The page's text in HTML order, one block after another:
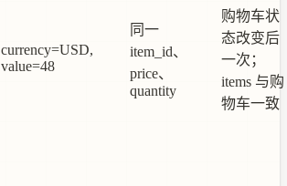
currency=USD,
value=48
同一
item_id、
price、
quantity
购物车状
态改变后
一次；
items 与购
物车一致